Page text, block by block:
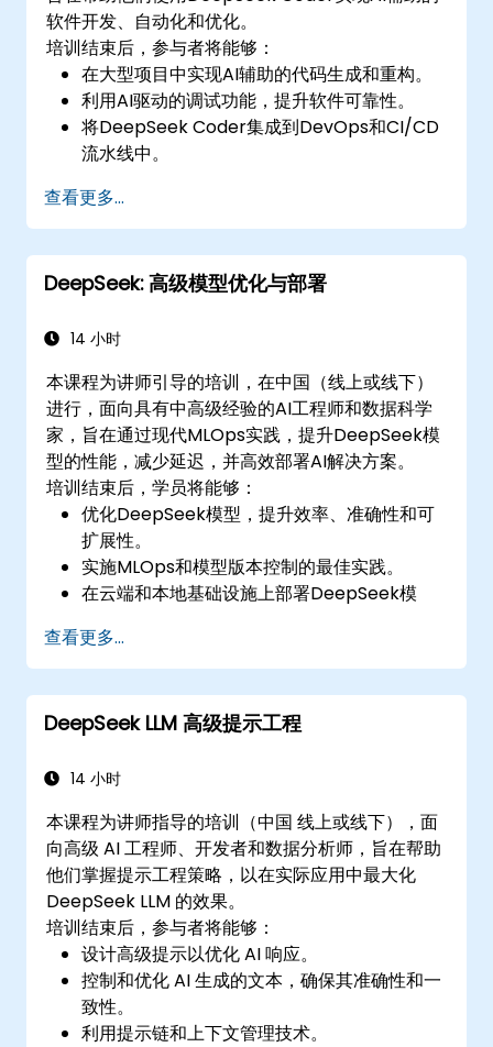
软件开发、自动化和优化。
培训结束后，参与者将能够：
在大型项目中实现AI辅助的代码生成和重构。
利用AI驱动的调试功能，提升软件可靠性。
将DeepSeek Coder集成到DevOps和CI/CD
流水线中。
查看更多...
DeepSeek: 高级模型优化与部署
14 小时
本课程为讲师引导的培训，在中国（线上或线下）
进行，面向具有中高级经验的AI工程师和数据科学
家，旨在通过现代MLOps实践，提升DeepSeek模
型的性能，减少延迟，并高效部署AI解决方案。
培训结束后，学员将能够：
优化DeepSeek模型，提升效率、准确性和可
扩展性。
实施MLOps和模型版本控制的最佳实践。
在云端和本地基础设施上部署DeepSeek模
有效监控、维护和扩展AI解决方案。
查看更多...
DeepSeek LLM 高级提示工程
14 小时
本课程为讲师指导的培训（中国 线上或线下），面
向高级 AI 工程师、开发者和数据分析师，旨在帮助
他们掌握提示工程策略，以在实际应用中最大化
DeepSeek LLM 的效果。
培训结束后，参与者将能够：
设计高级提示以优化 AI 响应。
控制和优化 AI 生成的文本，确保其准确性和一
致性。
利用提示链和上下文管理技术。